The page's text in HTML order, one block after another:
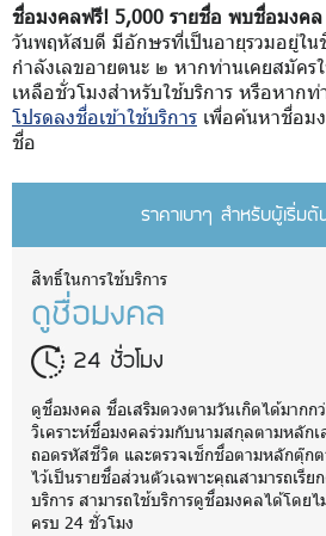
ชื่อมงคลฟรี! 5,000 รายชื่อ พบชื่อมงคล
วันพฤหัสบดี มีอักษรที่เป็นอายุรวมอยู่ใ
กำลังเลขอายตนะ ๒ หากท่านเคยสมัคร
เหลือชั่วโมงสำหรับใช้บริการ หรือหาก
โปรดลงชื่อเข้าใช้บริการ เพื่อค้นหาชื่อม
ชื่อ
ราคาเบาๆ สำหรับผู้เริ่มต้
สิทธิ์ในการใช้บริการ
ดูชื่อมงคล
24 ชั่วโมง
ดูชื่อมงคล ชื่อเสริมดวงตามวันเกิดได้มากก
วิเคราะห์ชื่อมงคลร่วมกับนามสกุลตามหลัก
ถอดรหัสชีวิต และตรวจเช็กชื่อตามหลักตุ๊
ไว้เป็นรายชื่อส่วนตัวเฉพาะคุณสามารถเรีย
บริการ สามารถใช้บริการดูชื่อมงคลได้โดย
ครบ 24 ชั่วโมง